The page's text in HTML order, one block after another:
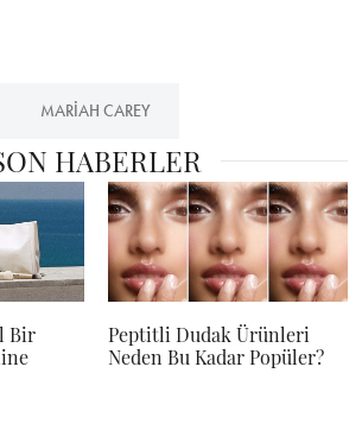
MARIAH CAREY
HABERLER
Bir
Peptitli Dudak Ürünleri
Neden Bu Kadar Popüler?